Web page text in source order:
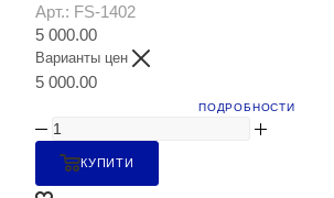
Арт.: FS-1402
5 000.00
Варианты цен
5 000.00
ПОДРОБНОСТИ
КУПИТИ